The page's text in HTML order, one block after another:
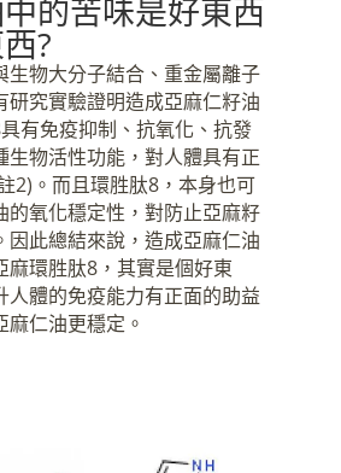
的苦味是好東西
?
生物大分子結合、重金屬離子
研究實驗證明造成亞麻仁籽油
有免疫抑制、抗氧化、抗發
生物活性功能，對人體具有正
2)。而且環胜肽8，本身也可
的氧化穩定性，對防止亞麻籽
因此總結來說，造成亞麻仁油
麻環胜肽8，其實是個好東
人體的免疫能力有正面的助益
仁油更穩定。